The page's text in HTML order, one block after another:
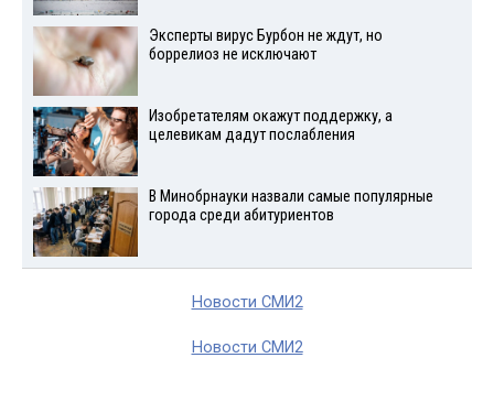
Эксперты вирус Бурбон не ждут, но
боррелиоз не исключают
Изобретателям окажут поддержку, а
целевикам дадут послабления
В Минобрнауки назвали самые популярные
города среди абитуриентов
Новости СМИ2
Новости СМИ2